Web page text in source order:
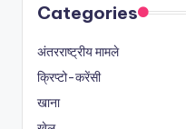
Categories
अंतरराष्ट्रीय मामले
क्रिप्टो-करेंसी
खाना